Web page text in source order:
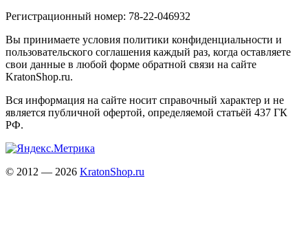
Регистрационный номер: 78-22-046932
Вы принимаете условия политики конфиденциальности и
пользовательского соглашения каждый раз, когда оставляете
свои данные в любой форме обратной связи на сайте
KratonShop.ru.
Вся информация на сайте носит справочный характер и не
является публичной офертой, определяемой статьёй 437 ГК
РФ.
© 2012 — 2026 KratonShop.ru